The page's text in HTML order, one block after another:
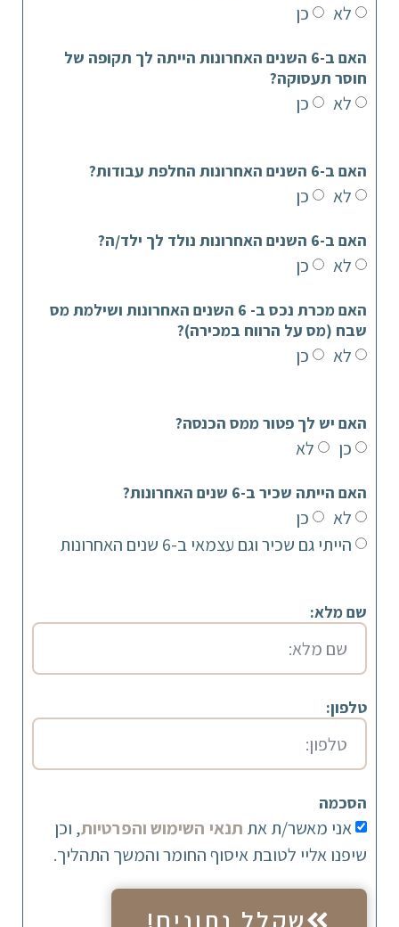
לא כן
האם ב-6 השנים האחרונות הייתה לך תקופה של
חוסר תעסוקה?
לא כן
האם ב-6 השנים האחרונות החלפת עבודות?
לא כן
האם ב-6 השנים האחרונות נולד לך ילד/ה?
לא כן
האם מכרת נכס ב- 6 השנים האחרונות ושילמת מס
שבח (מס על הרווח במכירה)?
לא כן
האם יש לך פטור ממס הכנסה?
כן לא
האם הייתה שכיר ב-6 שנים האחרונות?
לא
כן
הייתי גם שכיר וגם עצמאי ב-6 שנים האחרונות
שם מלא:
טלפון:
הסכמה
אני מאשר/ת את תנאי השימוש והפרטיות, וכן
שיפנו אליי לטובת איסוף החומר והמשך התהליך.